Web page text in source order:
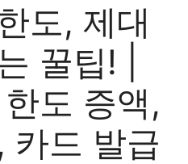
도, 제대
꿀팁! |
도 증액,
카드 발급